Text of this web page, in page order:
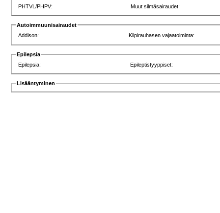
PHTVL/PHPV: Muut silmäsairaudet:
Autoimmuunisairaudet
Addison:
Kilpirauhasen vajaatoiminta:
Epilepsia
Epilepsia:
Epileptistyyppiset:
Lisääntyminen